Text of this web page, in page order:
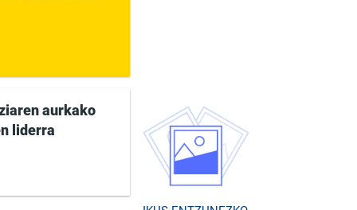
aurkako
liderra